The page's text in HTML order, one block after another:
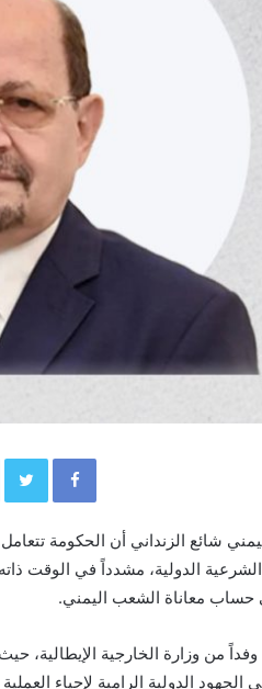
شائع الزنداني أن الحكومة
الدولية، مشدداً في الوقت
حساب معاناة الشعب اليمني.
من وزارة الخارجية الإيطالية،
الجهود الدولية الرامية لإحياء